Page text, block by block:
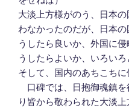
大淡上方様がのう、日本
わなかったのだが、日本
うしたら良いか、外国に
うしたらよいか、いろいろ
そして、国内のあちこち
口碑では、日抱御魂鎮を
り皆から敬わられた大淡